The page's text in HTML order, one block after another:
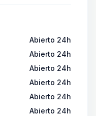
Abierto 24h
Abierto 24h
Abierto 24h
Abierto 24h
Abierto 24h
Abierto 24h